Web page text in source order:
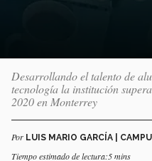
Desarrollando el talento de
tecnología la institución
2020 en Monterrey
Por LUIS MARIO GARCÍA |
Tiempo estimado de lectura:5 mins